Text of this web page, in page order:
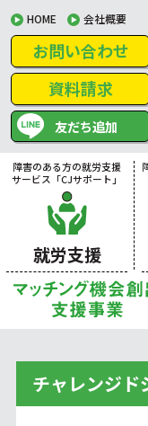
HOME 会社概要
お問い合わせ
資料請求
友だち追加
障害のある方の就労支援
サービス「CJサポート」
就労支援
チャレンジド